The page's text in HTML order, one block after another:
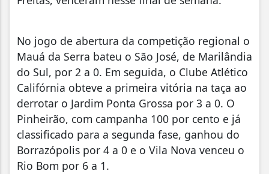
No jogo de abertura da competição regional o
Mauá da Serra bateu o São José, de Marilândia
do Sul, por 2 a 0. Em seguida, o Clube Atlético
Califórnia obteve a primeira vitória na taça ao
derrotar o Jardim Ponta Grossa por 3 a 0. O
Pinheirão, com campanha 100 por cento e já
classificado para a segunda fase, ganhou do
Borrazópolis por 4 a 0 e o Vila Nova venceu o
Rio Bom por 6 a 1.